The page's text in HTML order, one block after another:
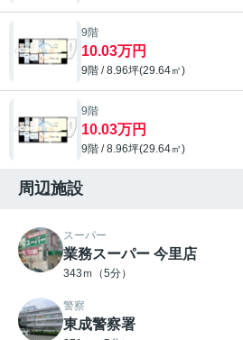
9階
10.03万円
9階 / 8.96坪(29.64㎡)
9階
10.03万円
9階 / 8.96坪(29.64㎡)
周辺施設
スーパー
業務スーパー 今里店
343ｍ（5分）
警察
東成警察署